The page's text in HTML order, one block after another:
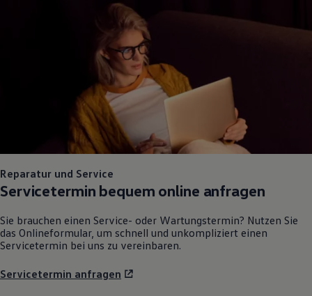
75 Jahre Bulli Jubiläum
Bulli Magazin
Fahrzeugabholung ab Werk
Reparatur und Service
Servicetermin bequem online anfragen
Sie brauchen einen Service- oder Wartungstermin? Nutzen Sie
das Onlineformular, um schnell und unkompliziert einen
Servicetermin bei uns zu vereinbaren.
Servicetermin anfragen